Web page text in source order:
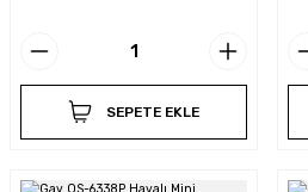
SEPETE EKLE